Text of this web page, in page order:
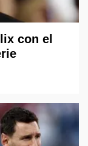
con el